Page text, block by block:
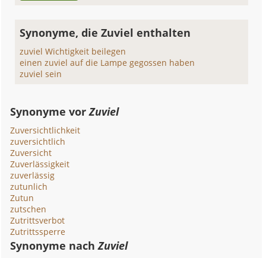
Synonyme, die Zuviel enthalten
zuviel Wichtigkeit beilegen
einen zuviel auf die Lampe gegossen haben
zuviel sein
Synonyme vorZuviel
Zuversichtlichkeit
zuversichtlich
Zuversicht
Zuverlässigkeit
zuverlässig
zutunlich
Zutun
zutschen
Zutrittsverbot
Zutrittssperre
Synonyme nachZuviel